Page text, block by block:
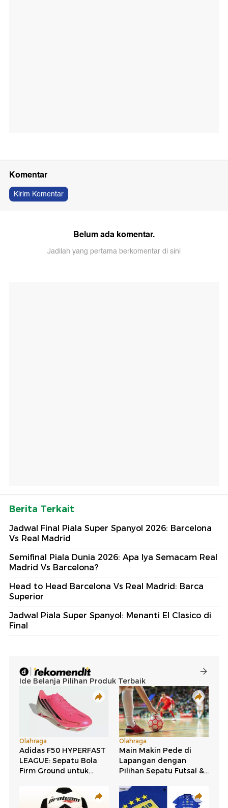
Komentar
Kirim Komentar
Belum ada komentar.
Jadilah yang pertama berkomentar di sini
Berita Terkait
Jadwal Final Piala Super Spanyol 2026: Barcelona
Vs Real Madrid
Semifinal Piala Dunia 2026: Apa Iya Semacam Real
Madrid Vs Barcelona?
Head to Head Barcelona Vs Real Madrid: Barca
Superior
Jadwal Piala Super Spanyol: Menanti El Clasico di
Final